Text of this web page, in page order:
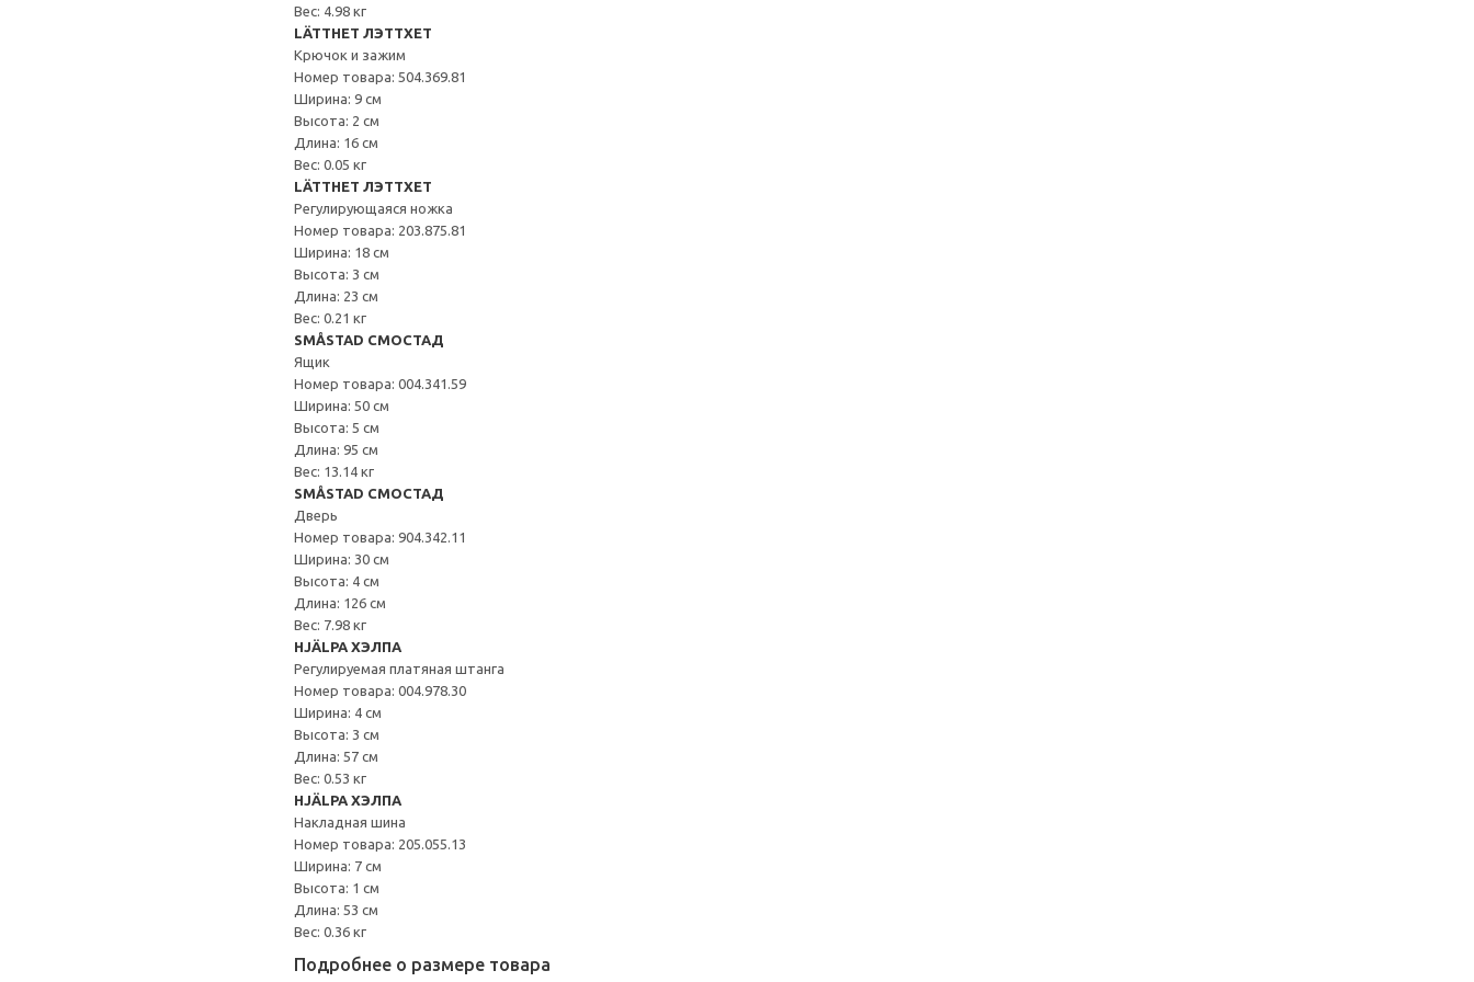
Вес: 4.98 кг
LÄTTHET ЛЭТТХЕТ
Крючок и зажим
Номер товара: 504.369.81
Ширина: 9 см
Высота: 2 см
Длина: 16 см
Вес: 0.05 кг
LÄTTHET ЛЭТТХЕТ
Регулирующаяся ножка
Номер товара: 203.875.81
Ширина: 18 см
Высота: 3 см
Длина: 23 см
Вес: 0.21 кг
SMÅSTAD СМОСТАД
Ящик
Номер товара: 004.341.59
Ширина: 50 см
Высота: 5 см
Длина: 95 см
Вес: 13.14 кг
SMÅSTAD СМОСТАД
Дверь
Номер товара: 904.342.11
Ширина: 30 см
Высота: 4 см
Длина: 126 см
Вес: 7.98 кг
HJÄLPA ХЭЛПА
Регулируемая платяная штанга
Номер товара: 004.978.30
Ширина: 4 см
Высота: 3 см
Длина: 57 см
Вес: 0.53 кг
HJÄLPA ХЭЛПА
Накладная шина
Номер товара: 205.055.13
Ширина: 7 см
Высота: 1 см
Длина: 53 см
Вес: 0.36 кг
Подробнее о размере товара